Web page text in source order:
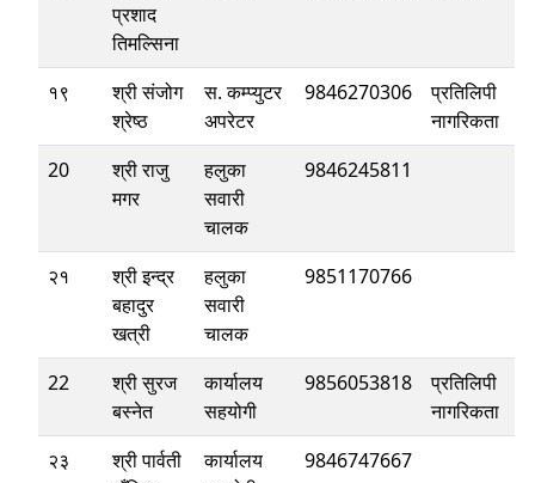
प्रशाद
तिमल्सिना
१९
श्री संजोग
श्रेष्‍ठ
स. कम्प्युटर
अपरेटर
9846270306
प्रतिलिपी
नागरिकता
20
श्री राजु
मगर
हलुका
सवारी
चालक
9846245811
२१
श्री इन्द्र
बहादुर
खत्री
हलुका
सवारी
चालक
9851170766
22
श्री सुरज
बस्नेत
कार्यालय
सहयोगी
9856053818
प्रतिलिपी
नागरिकता
२३
श्री पार्वती
कार्यालय
9846747667